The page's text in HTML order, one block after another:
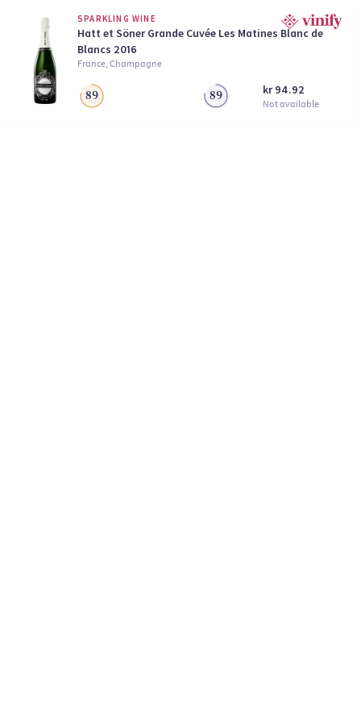
SPARKLING WINE
Hatt et Söner Grande Cuvée Les Matines Blanc de
Blancs 2016
France, Champagne
89 89 kr 94.92
Not available